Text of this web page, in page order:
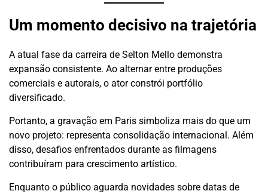
Um momento decisivo na trajetória
A atual fase da carreira de Selton Mello demonstra
expansão consistente. Ao alternar entre produções
comerciais e autorais, o ator constrói portfólio
diversificado.
Portanto, a gravação em Paris simboliza mais do que um
novo projeto: representa consolidação internacional. Além
disso, desafios enfrentados durante as filmagens
contribuíram para crescimento artístico.
Enquanto o público aguarda novidades sobre datas de